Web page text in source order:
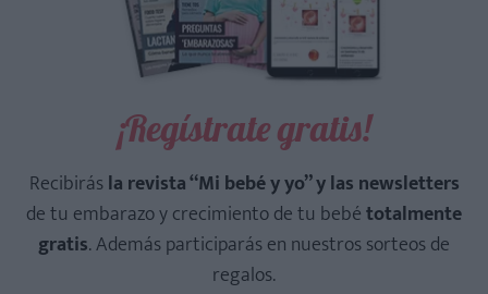
¡Regístrate gratis!
Recibirásla revista “Mi bebé y yo” y las newsletters
de tu embarazo y crecimiento de tu bebétotalmente
gratis. Además participarás en nuestros sorteos de
regalos.